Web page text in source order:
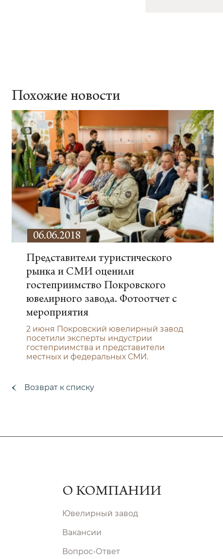
Похожие новости
06.06.2018
Представители туристического
рынка и СМИ оценили
гостеприимство Покровского
ювелирного завода. Фотоотчет с
мероприятия
2 июня Покровский ювелирный завод
посетили эксперты индустрии
гостеприимства и представители
местных и федеральных СМИ.
Возврат к списку
О КОМПАНИИ
Ювелирный завод
Вакансии
Вопрос-Ответ